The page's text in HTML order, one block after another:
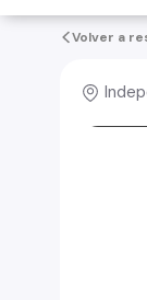
Volver a